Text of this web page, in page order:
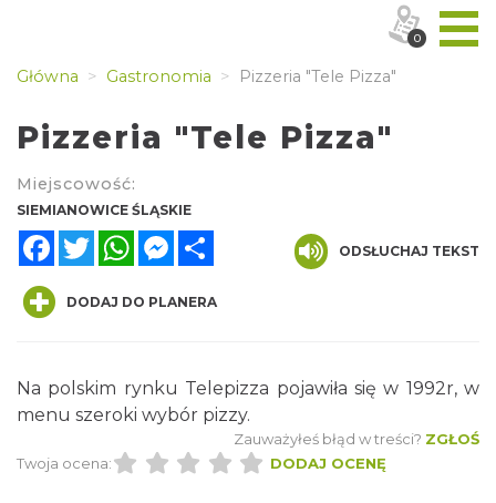
Główna Gastronomia Pizzeria "Tele Pizza"
Pizzeria "Tele Pizza"
Miejscowość:
SIEMIANOWICE ŚLĄSKIE
FacebookTwitterWhatsAppMessenger
ODSŁUCHAJ TEKST
DODAJ DO PLANERA
Na polskim rynku Telepizza pojawiła się w 1992r, w
menu szeroki wybór pizzy.
Zauważyłeś błąd w treści? ZGŁOŚ
Twoja ocena:
DODAJ OCENĘ
0